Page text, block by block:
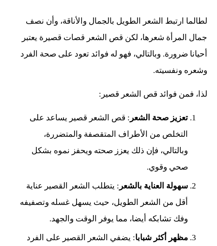
لطالما ارتبط الشعر الطويل بالجمال والأناقة، وأن نصف
جمال المرأة شعرها، لكن قص الشعر قصات قصيرة يعتبر
أحيانا ضرورة. وبالتالي، فهو له فوائد تعود على صحة الفرد
وشعره ونفسيته.
لذا، فمن فوائد قص الشعر قصير:
تعزيز صحة الشعر : قص الشعر قصير يساعد على
التخلص من الأطراف المتقصفة والمتضررة،
وبالتالي، فإن ذلك يعزز صحته ويحفز نموه بشكل
صحي وقوي.
سهولة العناية بالشعر : يتطلب الشعر القصير عناية
أقل من الشعر الطويل، حيث يسهل غسله وتصفيفه
وفك تشابكه أيضا، مما يوفر الوقت والجهد.
مظهر أكثر شبابا: يضفي الشعر القصير على الفرد